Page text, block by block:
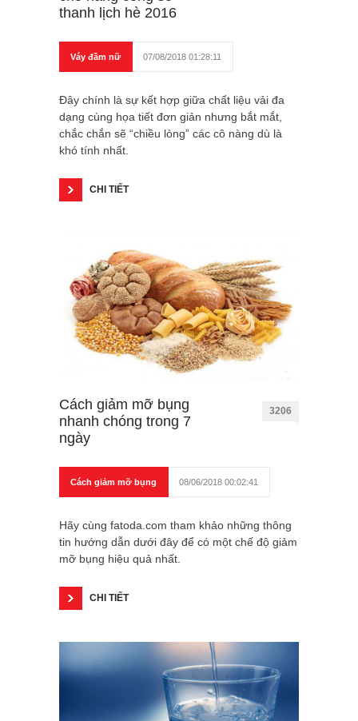
thanh lịch hè 2016
Váy đầm nữ 07/08/2018 01:28:11
Đây chính là sự kết hợp giữa chất liệu vải đa
dạng cùng họa tiết đơn giản nhưng bắt mắt,
chắc chắn sẽ “chiều lòng” các cô nàng dù là
khó tính nhất.
CHI TIẾT
Cách giảm mỡ bụng
nhanh chóng trong 7
ngày
3206
Cách giảm mỡ bụng 08/06/2018 00:02:41
Hãy cùng fatoda.com tham khảo những thông
tin hướng dẫn dưới đây để có một chế độ giảm
mỡ bụng hiệu quả nhất.
CHI TIẾT